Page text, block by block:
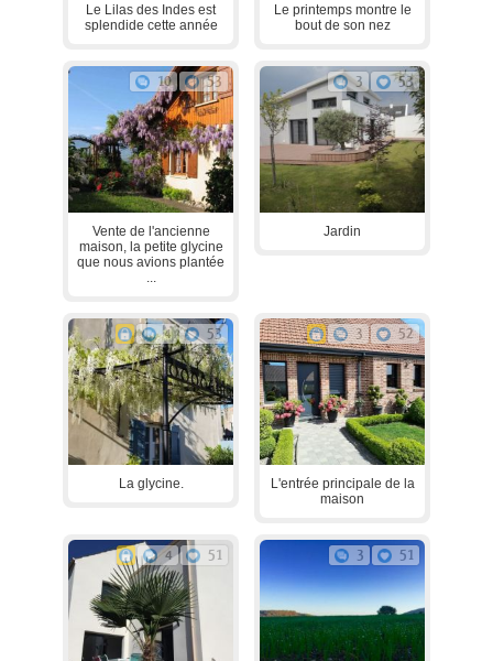
Le Lilas des Indes est
splendide cette année
Le printemps montre le
bout de son nez
10 53
Vente de l'ancienne
maison, la petite glycine
que nous avions plantée
...
3 53
Jardin
4 53
La glycine.
3 52
L'entrée principale de la
maison
4 51 3 51